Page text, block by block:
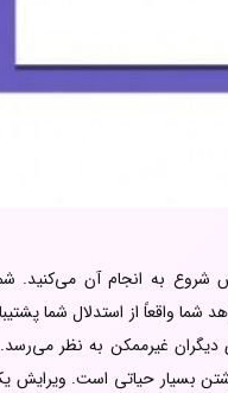
به انجام آن می‌کنید.
شما واقعاً از استدلال شما
دیگران غیرممکن به نظر
بسیار حیاتی است.